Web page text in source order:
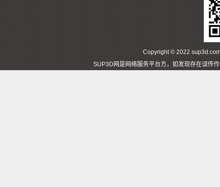
Copyright © 2022
SUP3D网是网络服务平台方，如发现存在误传